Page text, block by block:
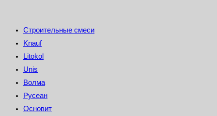
Строительные смеси
Knauf
Litokol
Unis
Волма
Русеан
Основит